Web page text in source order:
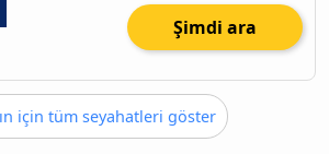
Şimdi ara
için tüm seyahatleri göster